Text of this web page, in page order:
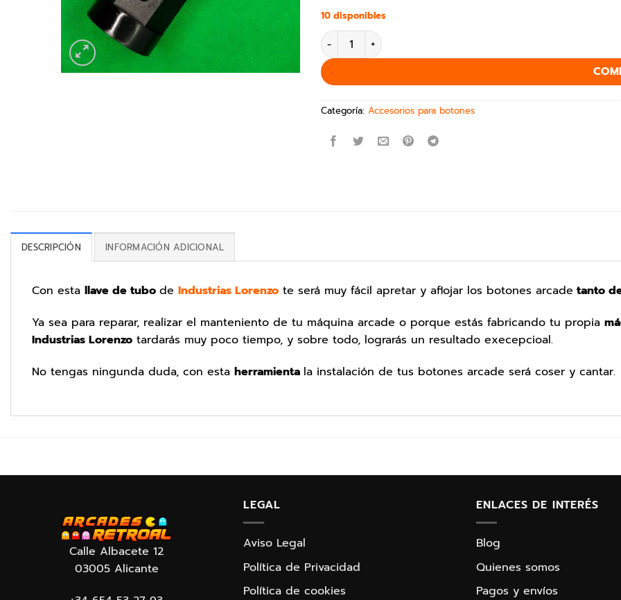
10 disponibles
Categoría: Accesorios para botones
DESCRIPCIÓN INFORMACIÓN ADICIONAL
Con esta llave de tubo de Industrias Lorenzo te será muy fácil apretar y aflojar los botones arcade tanto
Ya sea para reparar, realizar el manteniento de tu máquina arcade o porque estás fabricando tu propia
Industrias Lorenzo tardarás muy poco tiempo, y sobre todo, lograrás un resultado execepcioal.
No tengas ningunda duda, con esta herramienta la instalación de tus botones arcade será coser y cantar.
Calle Albacete 12
03005 Alicante
LEGAL
Aviso Legal
Política de Privacidad
Política de cookies
ENLACES DE INTERÉS
Blog
Quienes somos
Pagos y envíos